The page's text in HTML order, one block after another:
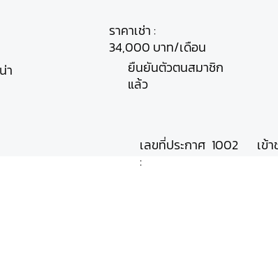
า
ราคาเช่า :
34,000 บาท/เดือน
ยืนยันตัวตนสมาชิก
แล้ว
เลขที่ประกาศ
:
1002 เข้